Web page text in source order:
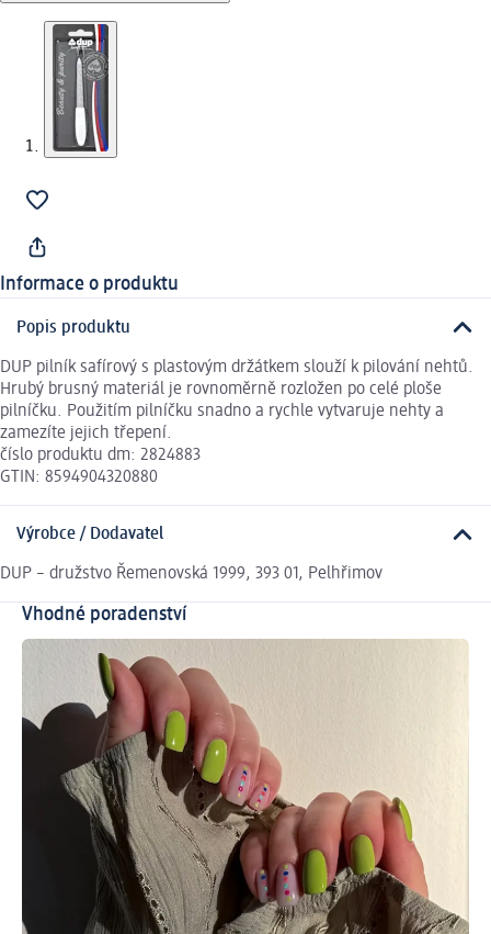
Informace o produktu
Popis produktu
DUP pilník safírový s plastovým držátkem slouží k pilování nehtů.
Hrubý brusný materiál je rovnoměrně rozložen po celé ploše
pilníčku. Použitím pilníčku snadno a rychle vytvaruje nehty a
zamezíte jejich třepení.
číslo produktu dm: 2824883
GTIN: 8594904320880
Výrobce / Dodavatel
DUP – družstvo Řemenovská 1999, 393 01, Pelhřimov
Vhodné poradenství